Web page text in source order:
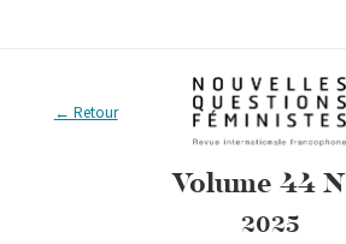
← Retour
Volume 44
2025